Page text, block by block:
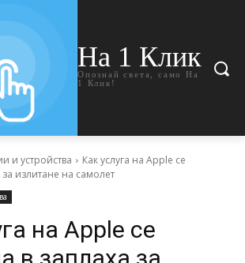
На 1 Клик
Опознай света, само На
1 Клик!
и устройства
Как услуга на Apple се
излитане на самолет
на Apple се